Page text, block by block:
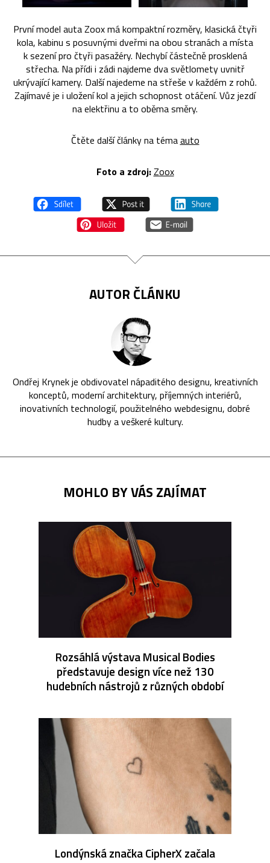
První model auta Zoox má kompaktní rozměry, klasická čtyři
kola, kabinu s posuvnými dveřmi na obou stranách a místa
k sezení pro čtyři pasažéry. Nechybí částečně prosklená
střecha. Na přídi i zádi najdeme dva světlomety uvnitř
ukrývající kamery. Další najedeme na střeše v každém z rohů.
Zajímavé je i uložení kol a jejich schopnost otáčení. Vůz jezdí
na elektřinu a to oběma směry.
Čtěte další články na témaauto
Foto a zdroj:Zoox
AUTOR ČLÁNKU
Ondřej Krynek je obdivovatel nápaditého designu, kreativních
konceptů, moderní architektury, příjemných interiérů,
inovativních technologií, použitelného webdesignu, dobré
hudby a veškeré kultury.
MOHLO BY VÁS ZAJÍMAT
Rozsáhlá výstava Musical Bodies
představuje design více než 130
hudebních nástrojů z různých období
Londýnská značka CipherX začala